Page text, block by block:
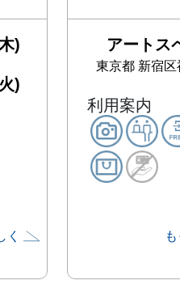
)
)
く
アートス
東京都 新宿区
利用案内